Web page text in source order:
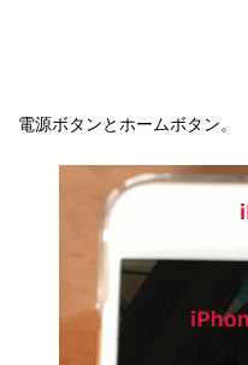
電源ボタンとホームボタン。